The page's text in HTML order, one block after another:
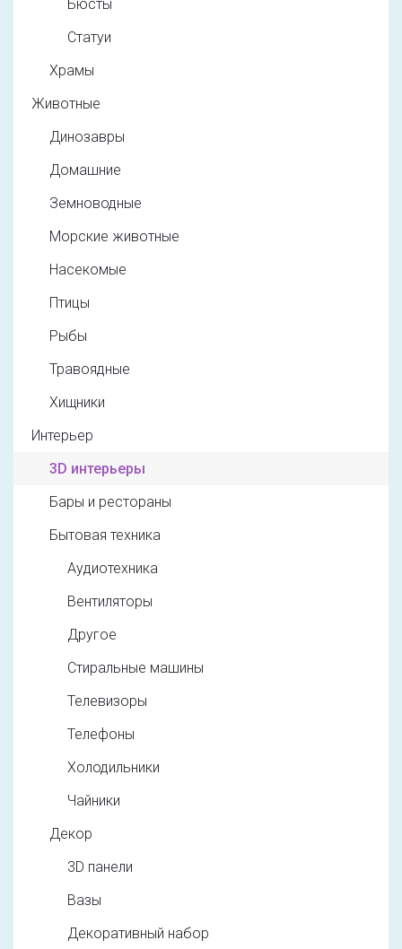
Бюсты
Статуи
Храмы
Животные
Динозавры
Домашние
Земноводные
Морские животные
Насекомые
Птицы
Рыбы
Травоядные
Хищники
Интерьер
3D интерьеры
Бары и рестораны
Бытовая техника
Аудиотехника
Вентиляторы
Другое
Стиральные машины
Телевизоры
Телефоны
Холодильники
Чайники
Декор
3D панели
Вазы
Декоративный набор